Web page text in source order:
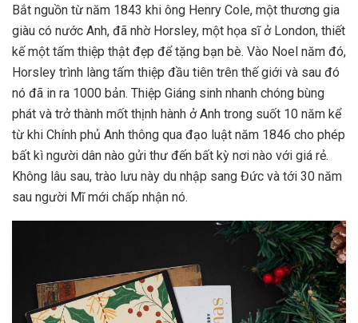
Bắt nguồn từ năm 1843 khi ông Henry Cole, một thương gia
giàu có nước Anh, đã nhờ Horsley, một họa sĩ ở London, thiết
kế một tấm thiệp thật đẹp để tặng bạn bè. Vào Noel năm đó,
Horsley trình làng tấm thiệp đầu tiên trên thế giới và sau đó
nó đã in ra 1000 bản. Thiệp Giáng sinh nhanh chóng bùng
phát và trở thành mốt thịnh hành ở Anh trong suốt 10 năm kể
từ khi Chính phủ Anh thông qua đạo luật năm 1846 cho phép
bất kì người dân nào gửi thư đến bất kỳ nơi nào với giá rẻ.
Không lâu sau, trào lưu này du nhập sang Đức và tới 30 năm
sau người Mĩ mới chấp nhận nó.